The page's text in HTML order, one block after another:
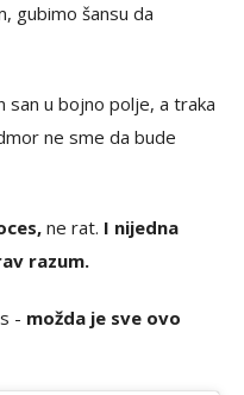
gubimo šansu da
san u bojno polje, a traka
ne sme da bude
ne rat. I nijedna
razum.
- možda je sve ovo